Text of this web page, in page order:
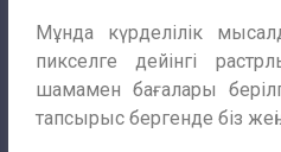
Мұнда күрделілік
пикселге дейінгі
шамамен бағалары
тапсырыс бергенде біз